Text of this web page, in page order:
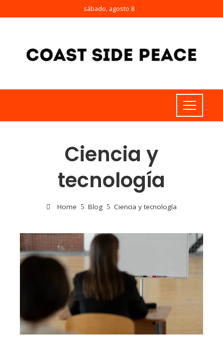
sábado, agosto 8
Ciencia y
tecnología
Home Blog Ciencia y tecnología